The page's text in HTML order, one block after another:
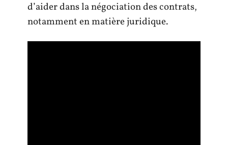
d’aider dans la négociation des contrats,
notamment en matière juridique.